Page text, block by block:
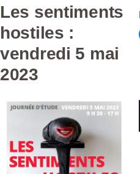
d'Ariane
Les sentiments
hostiles :
vendredi 5 mai
2023